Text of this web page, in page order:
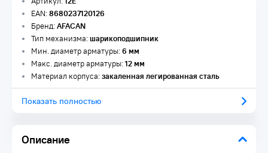
Описание
EAN:8680237120126
Бренд:AFACAN
Тип механизма:шарикоподшипник
Мин. диаметр арматуры:6 мм
Макс. диаметр арматуры:12 мм
Материал корпуса:закаленная легированная сталь
Показать полностью